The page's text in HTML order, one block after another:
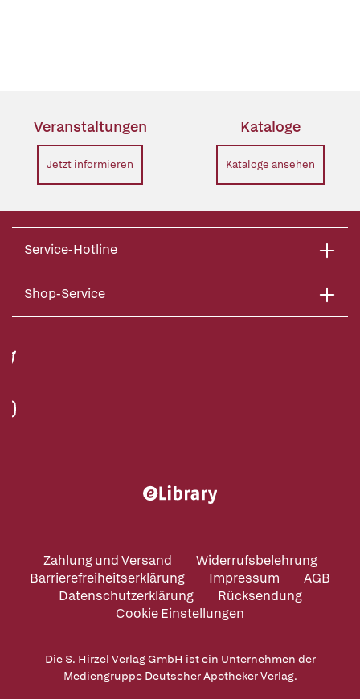
Veranstaltungen
Jetzt informieren
Kataloge
Kataloge ansehen
Service-Hotline
Shop-Service
Zahlung und Versand
Widerrufsbelehrung
Barrierefreiheitserklärung
Impressum
AGB
Datenschutzerklärung
Rücksendung
Cookie Einstellungen
Die S. Hirzel Verlag GmbH ist ein Unternehmen der
Mediengruppe Deutscher Apotheker Verlag.